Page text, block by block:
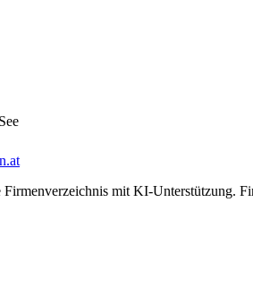
Firmenverzeichnis mit KI-Unterstützung.